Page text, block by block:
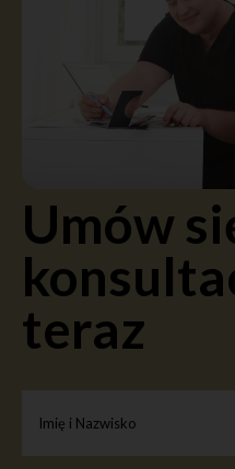
Umów
teraz